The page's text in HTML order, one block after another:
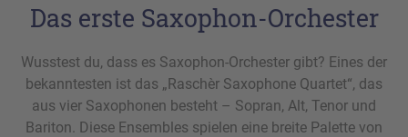
Das erste Saxophon-Orchester
Wusstest du, dass es Saxophon-Orchester gibt? Eines der
bekanntesten ist das „Raschèr Saxophone Quartet“, das
aus vier Saxophonen besteht – Sopran, Alt, Tenor und
Bariton. Diese Ensembles spielen eine breite Palette von